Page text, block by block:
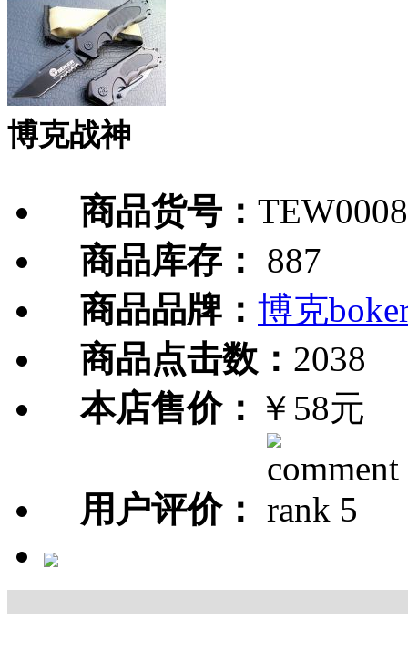
博克战神
商品货号：
商品库存：
887
商品品牌： 博克
商品点击数： 2038
本店售价： ￥58元
用户评价：